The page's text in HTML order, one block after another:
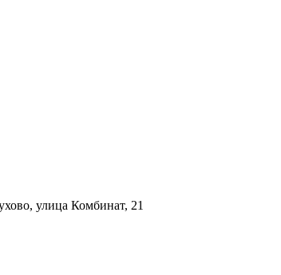
улица Комбинат, 21